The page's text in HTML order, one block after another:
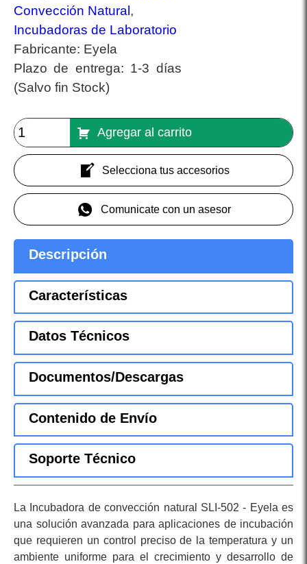
Convección Natural ,
Incubadoras de Laboratorio
Fabricante: Eyela
Plazo de entrega: 1-3 días
(Salvo fin Stock)
Agregar al carrito
Selecciona tus accesorios
Comunicate con un asesor
Descripción
Características
Datos Técnicos
Documentos/Descargas
Contenido de Envío
Soporte Técnico
La Incubadora de convección natural SLI-502 - Eyela es
una solución avanzada para aplicaciones de incubación
que requieren un control preciso de la temperatura y un
ambiente uniforme para el crecimiento y desarrollo de